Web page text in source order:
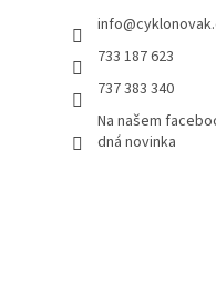
info@
733 187 623
737 383 340
Na našem
dná novinka